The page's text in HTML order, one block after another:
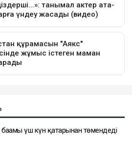
үш күн қатарынан төмендеді